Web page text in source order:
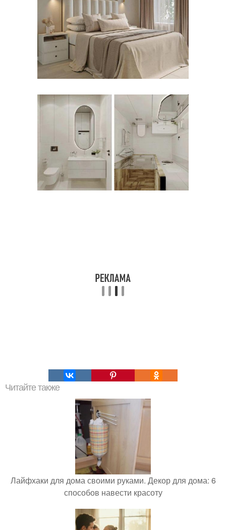
Читайте также
Лайфхаки для дома своими руками. Декор для дома: 6
способов навести красоту